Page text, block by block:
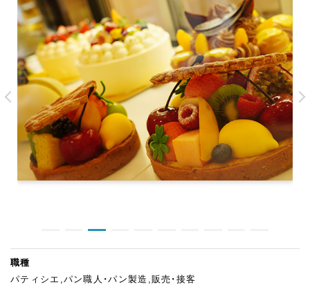
職種
パティシエ,パン職人・パン製造,販売・接客